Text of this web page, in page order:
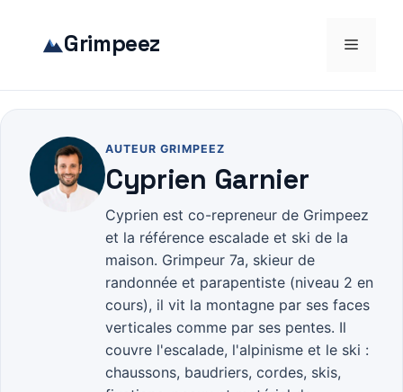
contenu Grimpeez Menu
AUTEUR GRIMPEEZ
Cyprien Garnier
Cyprien est co-repreneur de Grimpeez
et la référence escalade et ski de la
maison. Grimpeur 7a, skieur de
randonnée et parapentiste (niveau 2 en
cours), il vit la montagne par ses faces
verticales comme par ses pentes. Il
couvre l'escalade, l'alpinisme et le ski :
chaussons, baudriers, cordes, skis,